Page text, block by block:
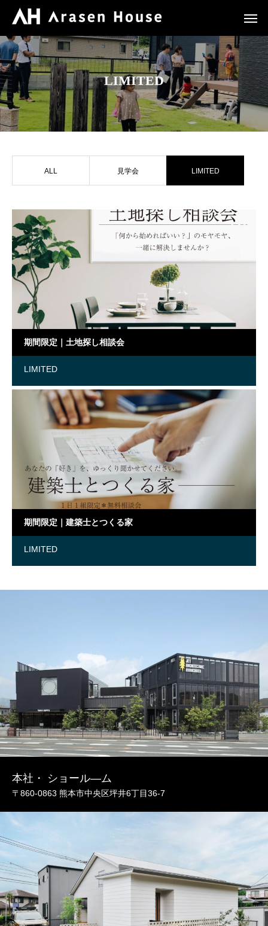
LIMITED
ALL 見学会 LIMITED
期間限定｜土地探し相談会
LIMITED
期間限定｜建築士とつくる家
LIMITED
本社・ ショール―ム
〒860-0863 熊本市中央区坪井6丁目36-7